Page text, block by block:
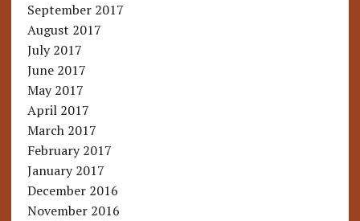
September 2017
August 2017
July 2017
June 2017
May 2017
April 2017
March 2017
February 2017
January 2017
December 2016
November 2016